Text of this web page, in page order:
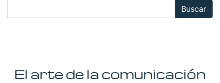
Buscar
El arte de la comunicación